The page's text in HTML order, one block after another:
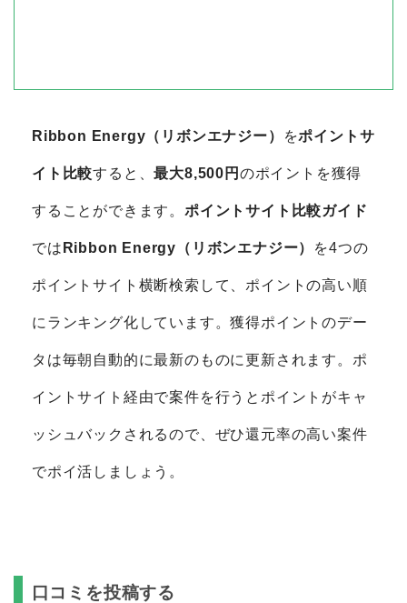
Ribbon Energy（リボンエナジー） をポイントサ
イト比較すると、最大8,500円 のポイントを獲得
することができます。 ポイントサイト比較ガイド
では Ribbon Energy（リボンエナジー） を4つの
ポイントサイト横断検索して、ポイントの高い順
にランキング化しています。獲得ポイントのデー
タは毎朝自動的に最新のものに更新されます。ポ
イントサイト経由で案件を行うとポイントがキャ
ッシュバックされるので、ぜひ還元率の高い案件
でポイ活しましょう。
口コミを投稿する